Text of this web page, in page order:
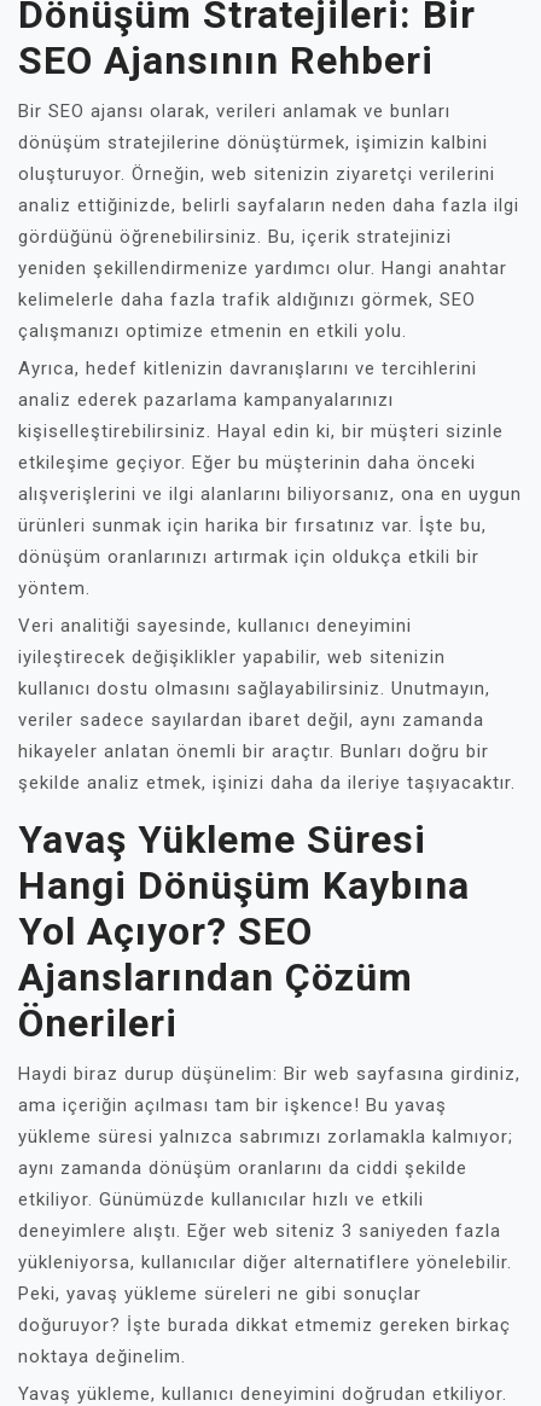
Dönüşüm Stratejileri: Bir
SEO Ajansının Rehberi
Bir SEO ajansı olarak, verileri anlamak ve bunları
dönüşüm stratejilerine dönüştürmek, işimizin kalbini
oluşturuyor. Örneğin, web sitenizin ziyaretçi verilerini
analiz ettiğinizde, belirli sayfaların neden daha fazla ilgi
gördüğünü öğrenebilirsiniz. Bu, içerik stratejinizi
yeniden şekillendirmenize yardımcı olur. Hangi anahtar
kelimelerle daha fazla trafik aldığınızı görmek, SEO
çalışmanızı optimize etmenin en etkili yolu.
Ayrıca, hedef kitlenizin davranışlarını ve tercihlerini
analiz ederek pazarlama kampanyalarınızı
kişiselleştirebilirsiniz. Hayal edin ki, bir müşteri sizinle
etkileşime geçiyor. Eğer bu müşterinin daha önceki
alışverişlerini ve ilgi alanlarını biliyorsanız, ona en uygun
ürünleri sunmak için harika bir fırsatınız var. İşte bu,
dönüşüm oranlarınızı artırmak için oldukça etkili bir
yöntem.
Veri analitiği sayesinde, kullanıcı deneyimini
iyileştirecek değişiklikler yapabilir, web sitenizin
kullanıcı dostu olmasını sağlayabilirsiniz. Unutmayın,
veriler sadece sayılardan ibaret değil, aynı zamanda
hikayeler anlatan önemli bir araçtır. Bunları doğru bir
şekilde analiz etmek, işinizi daha da ileriye taşıyacaktır.
Yavaş Yükleme Süresi
Hangi Dönüşüm Kaybına
Yol Açıyor? SEO
Ajanslarından Çözüm
Önerileri
Haydi biraz durup düşünelim: Bir web sayfasına girdiniz,
ama içeriğin açılması tam bir işkence! Bu yavaş
yükleme süresi yalnızca sabrımızı zorlamakla kalmıyor;
aynı zamanda dönüşüm oranlarını da ciddi şekilde
etkiliyor. Günümüzde kullanıcılar hızlı ve etkili
deneyimlere alıştı. Eğer web siteniz 3 saniyeden fazla
yükleniyorsa, kullanıcılar diğer alternatiflere yönelebilir.
Peki, yavaş yükleme süreleri ne gibi sonuçlar
doğuruyor? İşte burada dikkat etmemiz gereken birkaç
noktaya değinelim.
Yavaş yükleme, kullanıcı deneyimini doğrudan etkiliyor.